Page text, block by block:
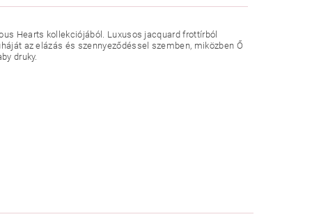
Hearts kollekciójából. Luxusos jacquard frottírból
az elázás és szennyeződéssel szemben, miközben Ő
druky.